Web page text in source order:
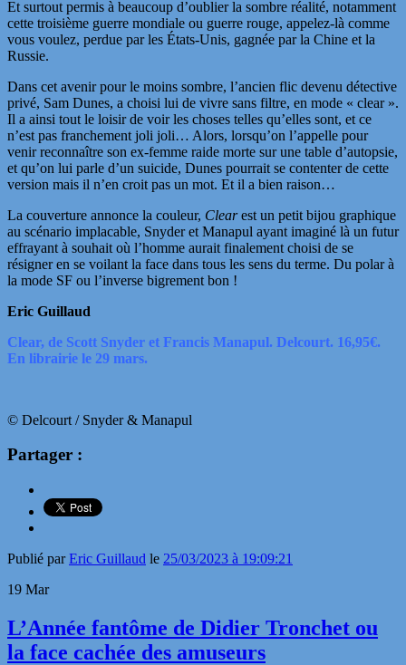
Et surtout permis à beaucoup d’oublier la sombre réalité, notamment
cette troisième guerre mondiale ou guerre rouge, appelez-là comme
vous voulez, perdue par les États-Unis, gagnée par la Chine et la
Russie.
Dans cet avenir pour le moins sombre, l’ancien flic devenu détective
privé, Sam Dunes, a choisi lui de vivre sans filtre, en mode « clear ».
Il a ainsi tout le loisir de voir les choses telles qu’elles sont, et ce
n’est pas franchement joli joli… Alors, lorsqu’on l’appelle pour
venir reconnaître son ex-femme raide morte sur une table d’autopsie,
et qu’on lui parle d’un suicide, Dunes pourrait se contenter de cette
version mais il n’en croit pas un mot. Et il a bien raison…
La couverture annonce la couleur, Clearest un petit bijou graphique
au scénario implacable, Snyder et Manapul ayant imaginé là un futur
effrayant à souhait où l’homme aurait finalement choisi de se
résigner en se voilant la face dans tous les sens du terme. Du polar à
la mode SF ou l’inverse bigrement bon !
Eric Guillaud
Clear, de Scott Snyder et Francis Manapul. Delcourt. 16,95€.
En librairie le 29 mars.
© Delcourt / Snyder & Manapul
Partager :
Publié parEric Guillaud le 25/03/2023 à 19:09:21
19 Mar
L’Année fantôme de Didier Tronchet ou
la face cachée des amuseurs